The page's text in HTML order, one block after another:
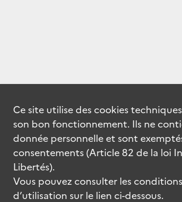
Ce site utilise descookiestechniques
son bon fonctionnement. Ils ne
donnée personnelle et sont
consentements (Article 82 de la loi
Libertés).
Vous pouvez consulter les
d’utilisation sur le lien ci-dessous.